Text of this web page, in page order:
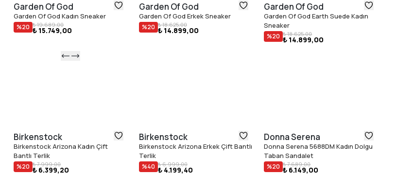
Garden Of God
Garden Of God Kadın Sneaker
%20 ₺ 19.689,00
₺ 15.749,00
Garden Of God
Garden Of God Erkek Sneaker
%20 ₺ 18.625,00
₺ 14.899,00
Garden Of God
Garden Of God Earth Suede Kadın
Sneaker
%20 ₺ 18.625,00
₺ 14.899,00
Birkenstock
Birkenstock Arizona Kadın Çift
Bantlı Terlik
%20 ₺ 7.999,00
₺ 6.399,20
Birkenstock
Birkenstock Arizona Erkek Çift Bantlı
Terlik
%40 ₺ 6.999,00
₺ 4.199,40
Donna Serena
Donna Serena 5688DM Kadın Dolgu
Taban Sandalet
%20 ₺ 7.689,00
₺ 6.149,00